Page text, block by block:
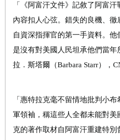
「《阿富汗文件》記敘了阿富
內容扣人心弦。錯失的良機、
自資深指揮官的第一手資料。他
是沒有對美國人民坦承他們當
拉 ． 斯塔爾（Barbara Starr），
「惠特拉克毫不留情地批判小
軍領袖，稱這些人全都未能對
克的著作取材自阿富汗重建特